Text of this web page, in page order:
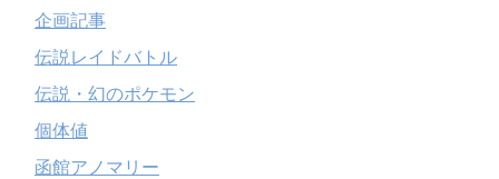
企画記事
伝説レイドバトル
伝説・幻のポケモン
個体値
函館アノマリー